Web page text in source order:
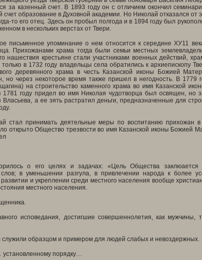
за казенный счет. В 1893 году он с отличием окончил
образование в Духовной академии. Но Николай отказался от
то его отец. Здесь он пробыл полгода и в 1894 году был
в нескольких верстах от Твери.
письменное упоминание о нем относится к середине ХУ11
Прихожанами храма тогда были семьи местных
нашествия крестьяне стали участниками военных действий,
в 1732 году владельцы села обратились к архиепископу
деревянного храма в честь Казанской иконы Божией
но через некоторое время также пришел в негодность. В 1779
на строительство каменного храма во имя Казанской
году придел во имя Николая чудотворца был освящен, но
а ее зять растратил деньги, предназначенные для
стал принимать деятельные меры по воспитанию прихожан в
открыто Общество трезвости во имя Казанской иконы Божией
о его целях и задачах: «Цель Общества заклюается
в уменьшении разгула, в привлечении народа к более
и укреплении среди местного населения вообще
местного населения.
исповедания, достигшие совершеннолетия, как
образцом и примером для людей слабых и невоздержных.
установленному порядку…